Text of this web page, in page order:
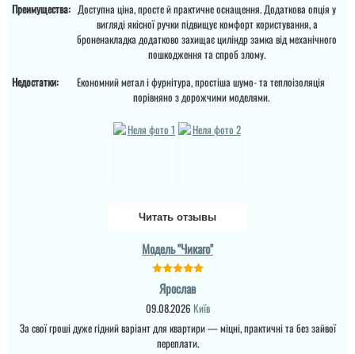
Денис
дверей , нічого більше
покриття ви можете самі
вхідні двері в будинок і
дууууже задоволені і
,мо...
Преимущества: Доступна ціна, просте й практичне оснащення. Додаткова опція у
вигляді якісної ручки підвищує комфорт користування, а
броненакладка додатково захищає циліндр замка від механічного
пошкодження та спроб злому.
Недостатки:
Економний метал і фурнітура, простіша шумо- та теплоізоляція
порівняно з дорожчими моделями.
Читать отзывы
Модель "Чикаго"
Ярослав
09.08.2026 Київ
За свої гроші дуже гідний варіант для квартири — міцні, практичні та без зайвої
переплати.